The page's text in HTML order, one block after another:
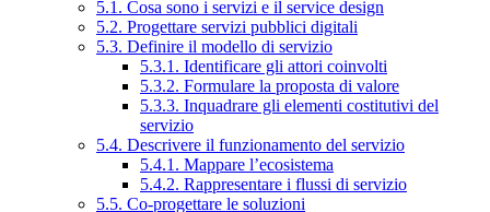
5.1. Cosa sono i servizi e il service design
5.2. Progettare servizi pubblici digitali
5.3. Definire il modello di servizio
5.3.1. Identificare gli attori coinvolti
5.3.2. Formulare la proposta di valore
5.3.3. Inquadrare gli elementi costitutivi del
servizio
5.4. Descrivere il funzionamento del servizio
5.4.1. Mappare l’ecosistema
5.4.2. Rappresentare i flussi di servizio
5.5. Co-progettare le soluzioni